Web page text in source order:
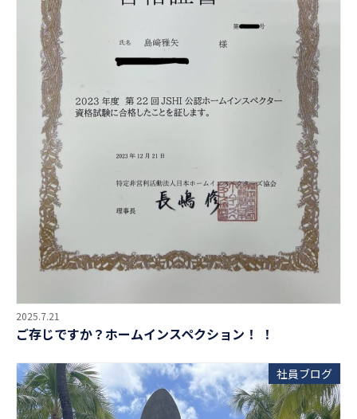
2025.7.21
ご存じですか？ホームインスペクション！ ！
社員ブログ